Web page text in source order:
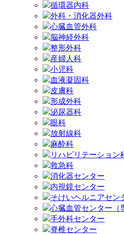
循環器内科
外科・消化器外科
心臓血管外科
脳神経外科
整形外科
産婦人科
小児科
血液凝固科
皮膚科
形成外科
泌尿器科
眼科
放射線科
麻酔科
リハビリテーション
救急科
消化器センター
内視鏡センター
そけいヘルニアセン
心臓血管センター（
手外科センター
脊椎センター